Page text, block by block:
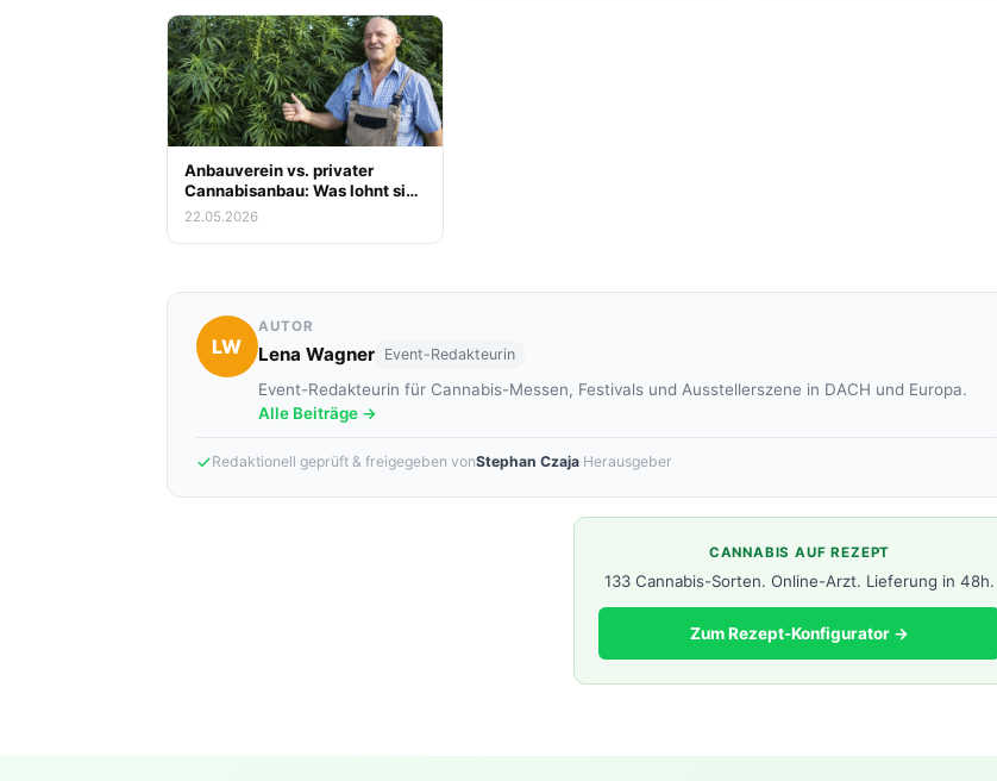
Anbauverein vs. privater
Cannabisanbau: Was lohnt sich
wirklich?
22.05.2026
LW
AUTOR
Lena Wagner Event-Redakteurin
Event-Redakteurin für Cannabis-Messen, Festivals und Ausstellerszene in DACH und Europa.
Alle Beiträge →
Redaktionell geprüft & freigegeben vonStephan Czaja·Herausgeber
CANNABIS AUF REZEPT
133 Cannabis-Sorten. Online-Arzt. Lieferung in 48h.
Zum Rezept-Konfigurator →